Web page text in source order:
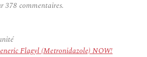
378 commentaires.
Flagyl (Metronidazole) NOW!